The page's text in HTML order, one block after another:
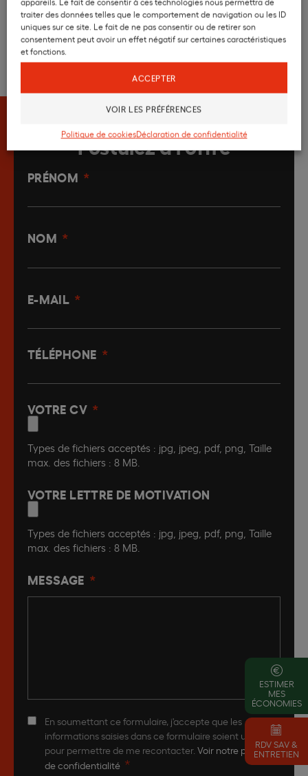
traiter des données telles que le comportement de navigation ou les ID
uniques sur ce site. Le fait de ne pas consentir ou de retirer son
consentement peut avoir un effet négatif sur certaines caractéristiques
et fonctions.
ACCEPTER
VOIR LES PRÉFÉRENCES
Politique de cookiesDéclaration de confidentialité
ESTIMER
MES
ÉCONOMIES
RDV SAV &
ENTRETIEN
Primes
Postulez à l'offre
PRÉNOM *
NOM *
E-MAIL *
TÉLÉPHONE *
VOTRE CV *
Types de fichiers acceptés : jpg, jpeg, pdf, png, Taille
max. des fichiers : 8 MB.
VOTRE LETTRE DE MOTIVATION
Types de fichiers acceptés : jpg, jpeg, pdf, png, Taille
max. des fichiers : 8 MB.
MESSAGE *
RGPD *
En soumettant ce formulaire, j'accepte que les
informations saisies dans ce formulaire soient utilisées
pour permettre de me recontacter. Voir notre politique
de confidentialité *